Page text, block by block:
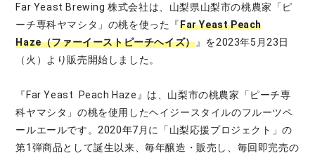
Far Yeast Brewing 株式会社は、⼭梨県⼭梨市の桃農家「ピ
ーチ専科ヤマシタ」の桃を使った『Far Yeast Peach
Haze（ファーイーストピーチヘイズ）』を2023年5月23日
（火）より販売開始しました。
『Far Yeast Peach Haze』は、山梨市の桃農家「ピーチ専
科ヤマシタ」の桃を使用したヘイジースタイルのフルーツペ
ールエールです。2020年7⽉に「⼭梨応援プロジェクト」の
第1弾商品として誕生以来、毎年醸造・販売し、毎回即完売の